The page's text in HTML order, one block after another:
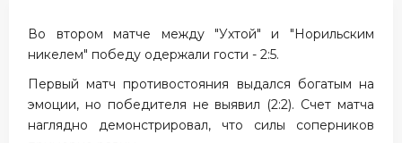
Во втором матче между "Ухтой" и "Норильским
никелем" победу одержали гости - 2:5.
Первый матч противостояния выдался богатым на
эмоции, но победителя не выявил (2:2). Счет матча
наглядно демонстрировал, что силы соперников